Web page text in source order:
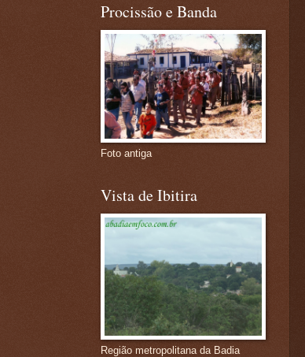
Procissão e Banda
Foto antiga
Vista de Ibitira
Região metropolitana da Badia